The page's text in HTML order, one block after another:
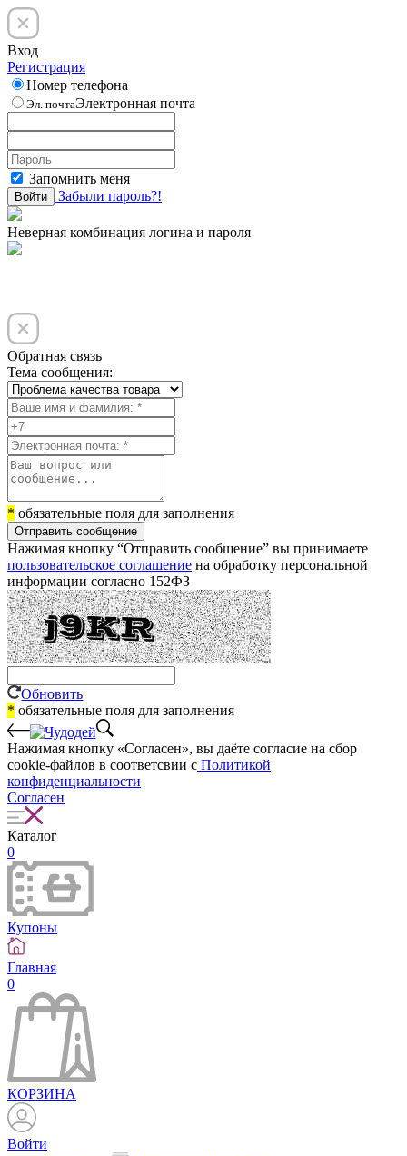
Вход
Регистрация
Номер телефона
Эл. почтаЭлектронная почта
Запомнить меня
Войти Забыли пароль?!
Неверная комбинация логина и пароля
Обратная связь
Тема сообщения:
* обязательные поля для заполнения
Отправить сообщение
Нажимая кнопку “Отправить сообщение” вы принимаете
пользовательское соглашение на обработку персональной
информации согласно 152ФЗ
Обновить
* обязательные поля для заполнения
Нажимая кнопку «Согласен», вы даёте cогласие на сбор
cookie-файлов в соответсвии с Политикой
конфиденциальности
Согласен
Каталог
0
Купоны
Главная
0
КОРЗИНА
Войти